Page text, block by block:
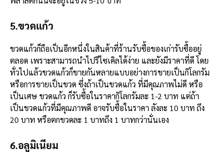
5.ขวดแก้ว
ขวดแก้วก็ถือเป็นอีกหนึ่งในสินค้าที่ร้านรับซื้อของเก่ารับซื้ออยู่
ตลอด เพราะสามารถนำไปรีไซเคิลได้ง่าย และยังมีราคาที่ดี โดย
ทั่วไปแล้วขวดแก้วก็ขายกันหลายแบบอย่างการขายเป็นกิโลกรัม
หรือการขายเป็นขวด ซึ่งถ้าเป็นขวดแก้ว ที่มีคุณภาพไม่ดี หรือ
เป็นเศษ ขวดแก้ว ก็รับซื้อในราคากิโลกรัมละ 1-2 บาท แต่ถ้า
เป็นขวดแก้วที่มีคุณภาพดี อาจรับซื้อในราคา ลังละ 10 บาท ถึง
20 บาท หรือตกขวดละ 1 บาทถึง 1 บาทกว่านั่นเอง
6.อลูมิเนียม